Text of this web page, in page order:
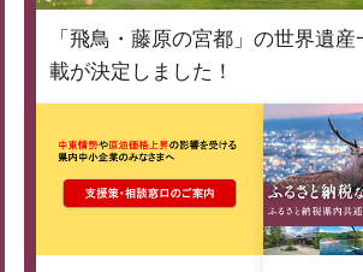
「飛鳥・藤原の宮都」の世界遺
載が決定しました！